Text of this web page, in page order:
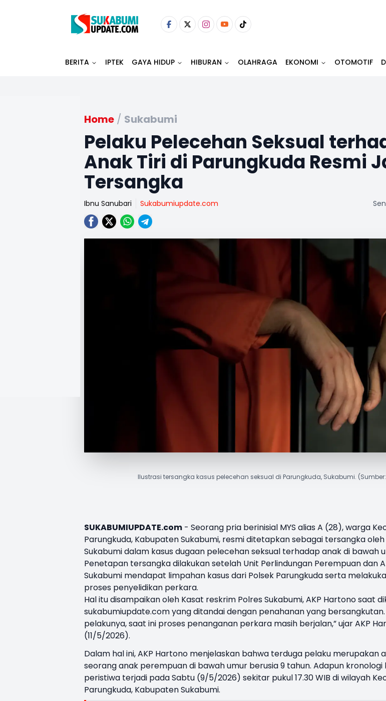
BERITA IPTEK GAYA HIDUP HIBURAN OLAHRAGA EKONOMI OTOMOTIF
Home / Sukabumi
Pelaku Pelecehan Seksual
Anak Tiri di Parungkuda Resmi
Tersangka
Ibnu Sanubari Sukabumiupdate.com
Ilustrasi tersangka kasus pelecehan seksual di Parungkuda, Sukabumi. (Sumber:
SUKABUMIUPDATE.com - Seorang pria berinisial MYS alias A (28), warga
Parungkuda, Kabupaten Sukabumi, resmi ditetapkan sebagai tersangka
Sukabumi dalam kasus dugaan pelecehan seksual terhadap anak di bawah
Penetapan tersangka dilakukan setelah Unit Perlindungan Perempuan dan
Sukabumi mendapat limpahan kasus dari Polsek Parungkuda serta
proses penyelidikan perkara.
Hal itu disampaikan oleh Kasat reskrim Polres Sukabumi, AKP Hartono saat
sukabumiupdate.com yang ditandai dengan penahanan yang bersangkutan.
pelakunya, saat ini proses penanganan perkara masih berjalan,” ujar AKP
(11/5/2026).
Dalam hal ini, AKP Hartono menjelaskan bahwa terduga pelaku merupakan
seorang anak perempuan di bawah umur berusia 9 tahun. Adapun kronologi
peristiwa terjadi pada Sabtu (9/5/2026) sekitar pukul 17.30 WIB di wilayah
Parungkuda, Kabupaten Sukabumi.